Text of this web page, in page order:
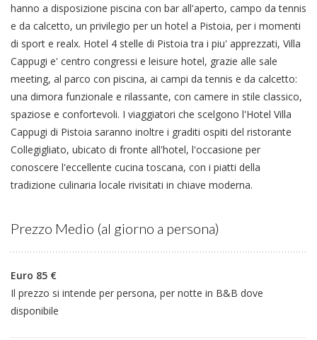
hanno a disposizione piscina con bar all'aperto, campo da tennis
e da calcetto, un privilegio per un hotel a Pistoia, per i momenti
di sport e realx. Hotel 4 stelle di Pistoia tra i piu' apprezzati, Villa
Cappugi e' centro congressi e leisure hotel, grazie alle sale
meeting, al parco con piscina, ai campi da tennis e da calcetto:
una dimora funzionale e rilassante, con camere in stile classico,
spaziose e confortevoli. I viaggiatori che scelgono l'Hotel Villa
Cappugi di Pistoia saranno inoltre i graditi ospiti del ristorante
Collegigliato, ubicato di fronte all'hotel, l'occasione per
conoscere l'eccellente cucina toscana, con i piatti della
tradizione culinaria locale rivisitati in chiave moderna.
Prezzo Medio (al giorno a persona)
Euro 85 €
Il prezzo si intende per persona, per notte in B&B dove
disponibile